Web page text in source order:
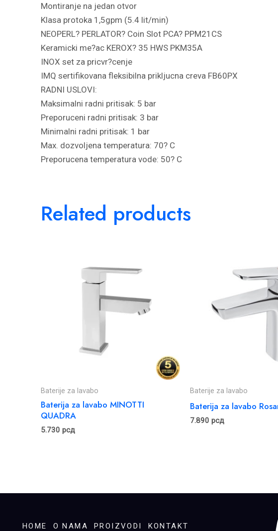
Montiranje na jedan otvor
Klasa protoka 1,5gpm (5.4 lit/min)
NEOPERL? PERLATOR? Coin Slot PCA? PPM21CS
Keramicki me?ac KEROX? 35 HWS PKM35A
INOX set za pricvr?cenje
IMQ sertifikovana fleksibilna prikljucna creva FB60PX
RADNI USLOVI:
Maksimalni radni pritisak: 5 bar
Preporuceni radni pritisak: 3 bar
Minimalni radni pritisak: 1 bar
Max. dozvoljena temperatura: 70? C
Preporucena temperatura vode: 50? C
Related products
Baterije za lavabo
Baterija za lavabo MINOTTI
QUADRA
5.730 рсд
Baterije za lavabo
Baterija za lavabo
7.890 рсд
HOME O NAMA PROIZVODI KONTAKT